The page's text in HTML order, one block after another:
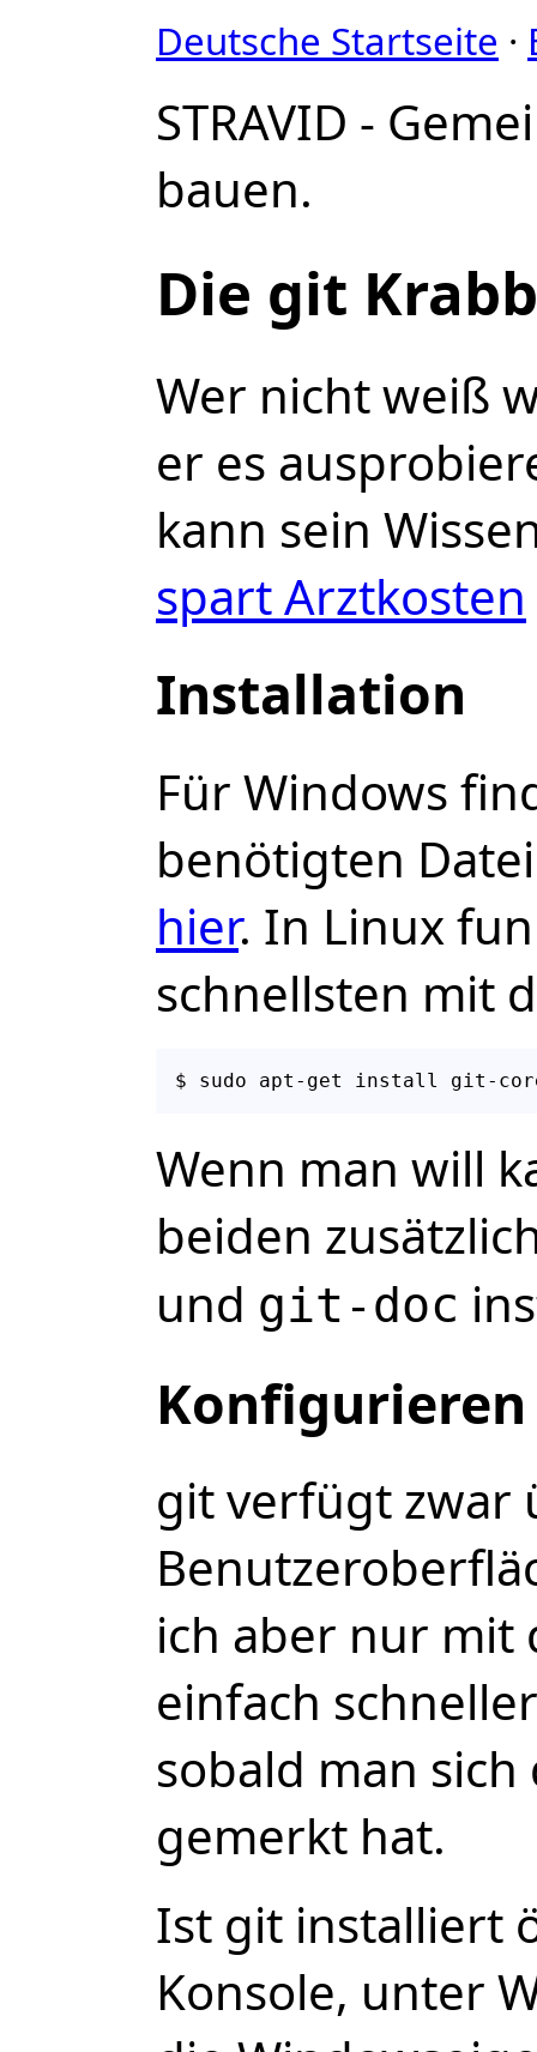
Deutsche Startseite ·
STRAVID -
bauen.
Die git
Wer nicht weiß
er es
kann sein
spart Arztkosten
Installation
Für Windows
benötigten
hier. In Linux
schnellsten mit
$ sudo apt-get install git-
Wenn man will
beiden
und git-doc
Konfigurieren
git verfügt zwar
ich aber nur mit
einfach
sobald man
gemerkt hat.
Ist git installiert
Konsole, unter